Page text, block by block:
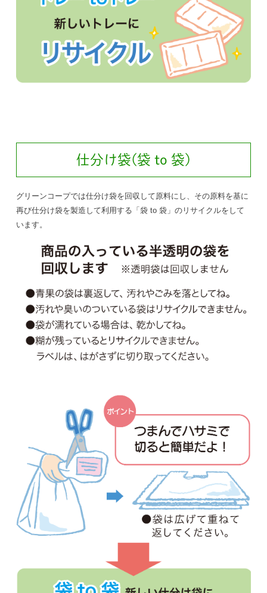
仕分け袋(袋 to 袋)
グリーンコープでは仕分け袋を回収して原料にし、その原料を基に
再び仕分け袋を製造して利用する「袋 to 袋」のリサイクルをして
います。